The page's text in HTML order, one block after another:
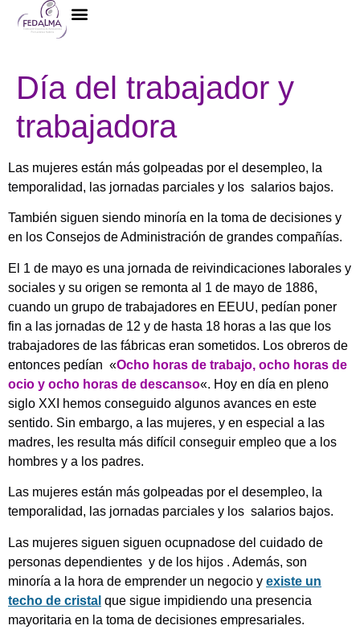
Día del trabajador y
trabajadora
Las mujeres están más golpeadas por el desempleo, la
temporalidad, las jornadas parciales y los salarios bajos.
También siguen siendo minoría en la toma de decisiones y
en los Consejos de Administración de grandes compañías.
El 1 de mayo es una jornada de reivindicaciones laborales y
sociales y su origen se remonta al 1 de mayo de 1886,
cuando un grupo de trabajadores en EEUU, pedían poner
fin a las jornadas de 12 y de hasta 18 horas a las que los
trabajadores de las fábricas eran sometidos. Los obreros de
entonces pedían «Ocho horas de trabajo, ocho horas de
ocio y ocho horas de descanso«. Hoy en día en pleno
siglo XXI hemos conseguido algunos avances en este
sentido. Sin embargo, a las mujeres, y en especial a las
madres, les resulta más difícil conseguir empleo que a los
hombres y a los padres.
Las mujeres están más golpeadas por el desempleo, la
temporalidad, las jornadas parciales y los salarios bajos.
Las mujeres siguen siguen ocupnadose del cuidado de
personas dependientes y de los hijos . Además, son
minoría a la hora de emprender un negocio y existe un
techo de cristal que sigue impidiendo una presencia
mayoritaria en la toma de decisiones empresariales.